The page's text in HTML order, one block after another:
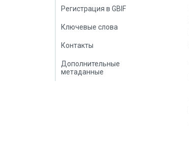
Регистрация в GBIF
Ключевые слова
Контакты
Дополнительные
метаданные